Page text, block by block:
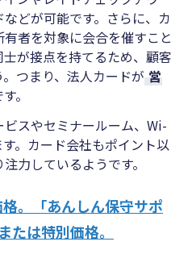
どが可能です。さらに、カ
者を対象に会合を催すこと
が接点を持てるため、顧客
つまり、法人カードが 営
。
スやセミナールーム、Wi-
。カード会社もポイント以
力しているようです。
。「あんしん保守サポ
たは特別価格。